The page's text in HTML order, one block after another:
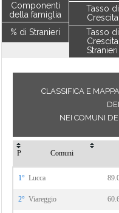
Componenti
della famiglia
% di Stranieri
Tasso di
Crescita
Tasso di
Crescita
Stranieri
CLASSIFICA E
NEI COMUNI
P Comuni
1° Lucca
2° Viareggio